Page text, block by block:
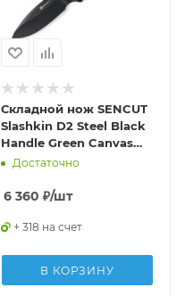
Складной нож SENCUT
Slashkin D2 Steel Black
Handle Green Canvas
Micarta
Достаточно
6 360 ₽/шт
+ 318 на счет
В КОРЗИНУ